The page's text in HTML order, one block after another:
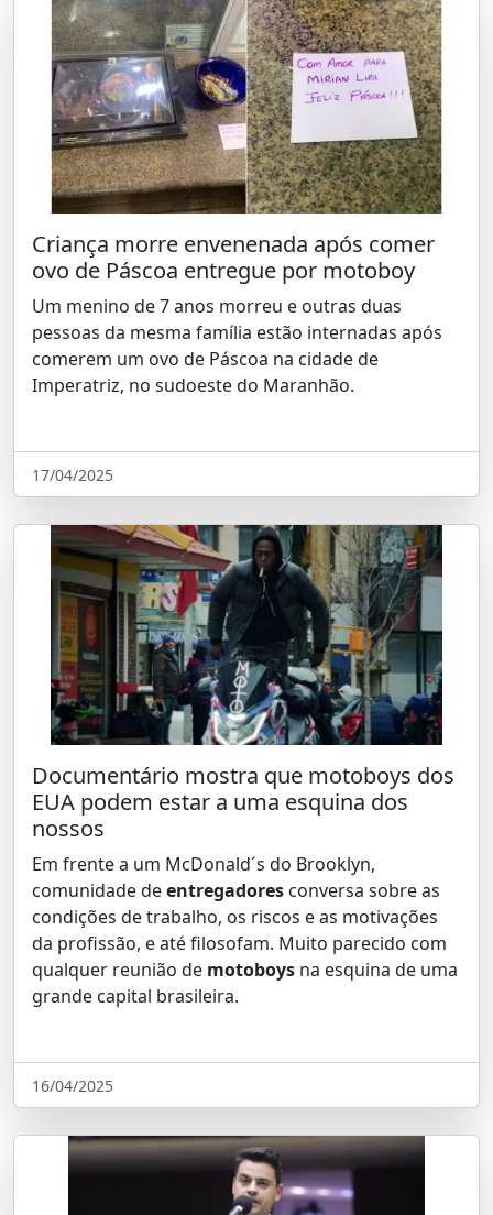
Criança morre envenenada após comer
ovo de Páscoa entregue por motoboy
Um menino de 7 anos morreu e outras duas
pessoas da mesma família estão internadas após
comerem um ovo de Páscoa na cidade de
Imperatriz, no sudoeste do Maranhão.
17/04/2025
Documentário mostra que motoboys dos
EUA podem estar a uma esquina dos
nossos
Em frente a um McDonald´s do Brooklyn,
comunidade deentregadores conversa sobre as
condições de trabalho, os riscos e as motivações
da profissão, e até filosofam. Muito parecido com
qualquer reunião de motoboys na esquina de uma
grande capital brasileira.
16/04/2025